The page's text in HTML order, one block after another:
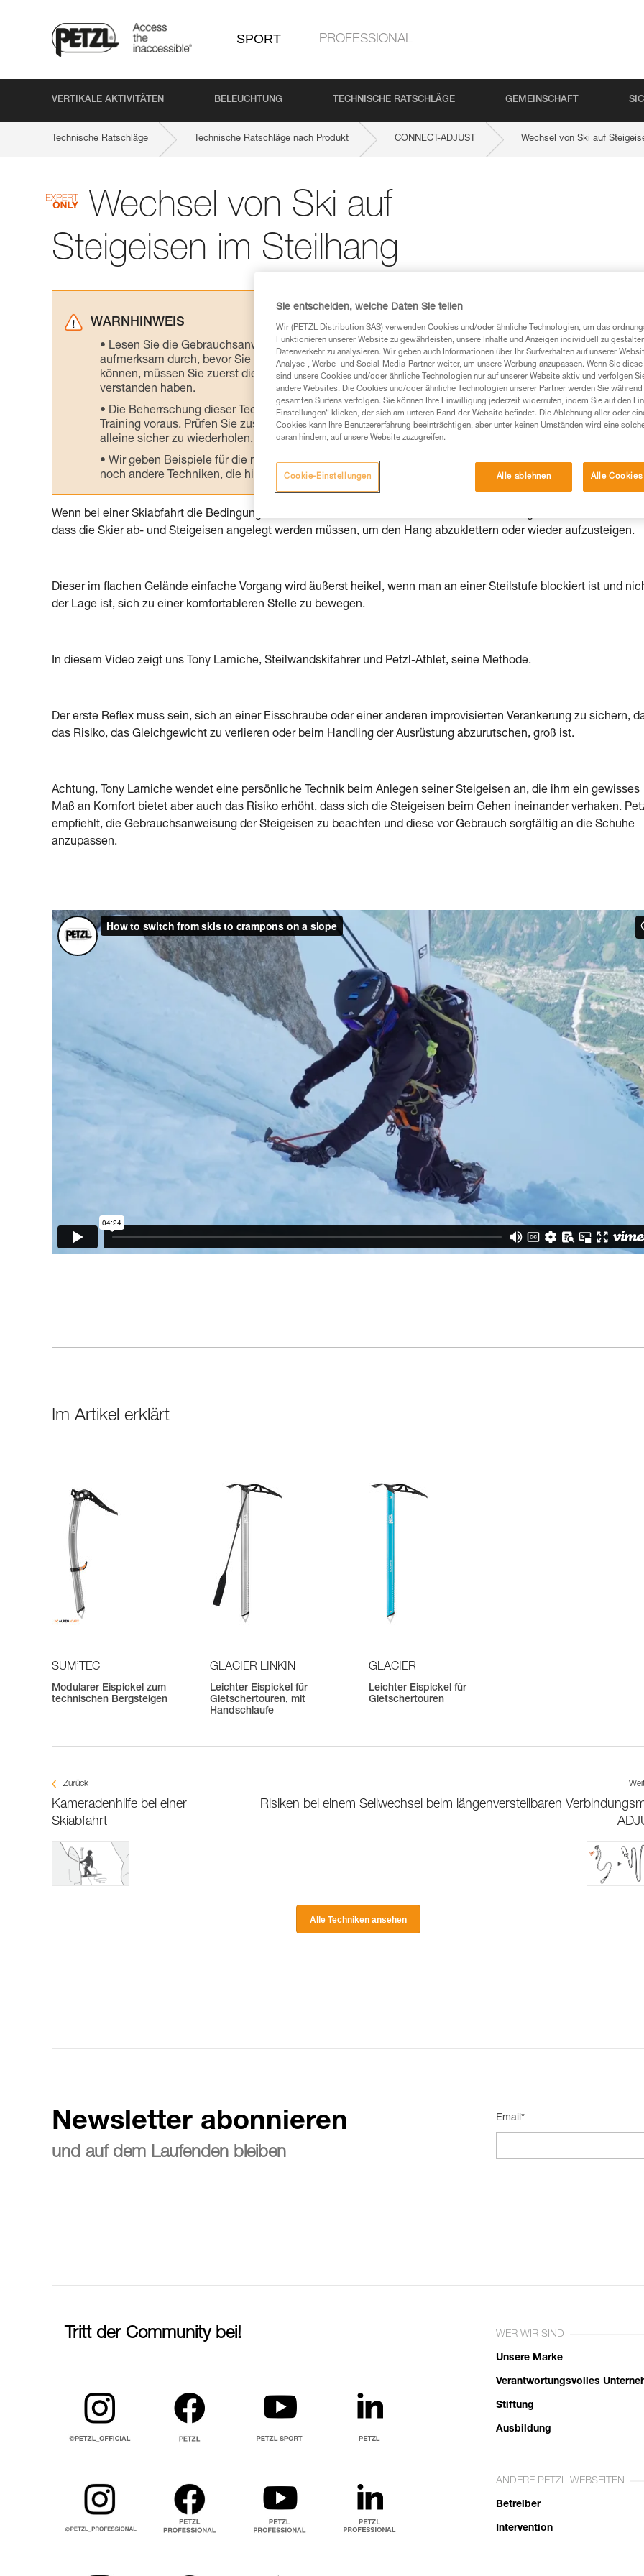
SPORT PROFESSIONAL
VERTIKALE AKTIVITÄTEN BELEUCHTUNG TECHNISCHE RATSCHLÄGE GEMEINSCHAFT
Technische Ratschläge Technische Ratschläge nach Produkt CONNECT-ADJUST Wechsel von Ski auf
Wechsel von Ski auf
Steigeisen im Steilhang
WARNHINWEIS
Lesen Sie die Gebrauchsanweisungen der Produkte, um die es in diesem Tech Tipp geht,
aufmerksam durch, bevor Sie diesen zu Rate ziehen. Um diese Zusatzinformationen verstehen zu
können, müssen Sie zuerst die in der Gebrauchsanweisung enthaltenen Informationen richtig
verstanden haben.
Die Beherrschung dieser Techniken setzt eine entsprechende Ausbildung und ein spezielles
Training voraus. Prüfen Sie zusammen mit einem Profi, ob Sie in der Lage sind, den Vorgang
alleine sicher zu wiederholen, bevor Sie ihn eigenständig durchführen.
Wir geben Beispiele für die mit Ihrer Aktivität verbundenen Techniken. Möglicherweise gibt es
noch andere Techniken, die hier nicht beschrieben werden.
Wenn bei einer Skiabfahrt die Bedingungen nicht stimmen oder wenn man sich in der Route geirrt hat, kann es
dass die Skier ab- und Steigeisen angelegt werden müssen, um den Hang abzuklettern oder wieder aufzusteigen.
Dieser im flachen Gelände einfache Vorgang wird äußerst heikel, wenn man an einer Steilstufe blockiert ist und
der Lage ist, sich zu einer komfortableren Stelle zu bewegen.
In diesem Video zeigt uns Tony Lamiche, Steilwandskifahrer und Petzl-Athlet, seine Methode.
Der erste Reflex muss sein, sich an einer Eisschraube oder einer anderen improvisierten Verankerung zu sichern,
das Risiko, das Gleichgewicht zu verlieren oder beim Handling der Ausrüstung abzurutschen, groß ist.
Achtung, Tony Lamiche wendet eine persönliche Technik beim Anlegen seiner Steigeisen an, die ihm ein gewisses
Maß an Komfort bietet aber auch das Risiko erhöht, dass sich die Steigeisen beim Gehen ineinander verhaken.
empfiehlt, die Gebrauchsanweisung der Steigeisen zu beachten und diese vor Gebrauch sorgfältig an die Schuhe
anzupassen.
Im Artikel erklärt
SUM’TEC
Modularer Eispickel zum
technischen Bergsteigen
GLACIER LINKIN
Leichter Eispickel für
Gletschertouren, mit
Handschlaufe
GLACIER
Leichter Eispickel für
Gletschertouren
Zurück
Kameradenhilfe bei einer
Skiabfahrt
Risiken bei einem Seilwechsel beim längenverstellbaren
Alle Techniken ansehen
Newsletter abonnieren
und auf dem Laufenden bleiben
Email*
Tritt der Community bei! WER WIR SIND
Unsere Marke
Verantwortungsvolles
Stiftung
Ausbildung
ANDERE PETZL WEBSEITEN
Betreiber
Intervention
Sie entscheiden, welche Daten Sie teilen
Wir (PETZL Distribution SAS) verwenden Cookies und/oder ähnliche Technologien, um das
Funktionieren unserer Website zu gewährleisten, unsere Inhalte und Anzeigen individuell zu
Datenverkehr zu analysieren. Wir geben auch Informationen über Ihr Surfverhalten auf unserer
Analyse-, Werbe- und Social-Media-Partner weiter, um unsere Werbung anzupassen. Wenn Sie
sind unsere Cookies und/oder ähnliche Technologien nur auf unserer Website aktiv und verfolgen
andere Websites. Die Cookies und/oder ähnliche Technologien unserer Partner werden Sie während
gesamten Surfens verfolgen. Sie können Ihre Einwilligung jederzeit widerrufen, indem Sie auf den
Einstellungen“ klicken, der sich am unteren Rand der Website befindet. Die Ablehnung aller oder
Cookies kann Ihre Benutzererfahrung beeinträchtigen, aber unter keinen Umständen wird eine
daran hindern, auf unsere Website zuzugreifen.
Alle ablehnen Alle
Cookie-Einstellungen